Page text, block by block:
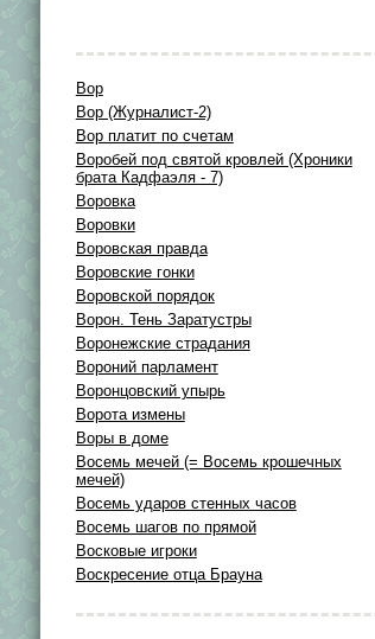
Вор
Вор (Журналист-2)
Вор платит по счетам
Воробей под святой кровлей (Хроники
брата Кадфаэля - 7)
Воровка
Воровки
Воровская правда
Воровские гонки
Воровской порядок
Ворон. Тень Заратустры
Воронежские страдания
Вороний парламент
Воронцовский упырь
Ворота измены
Воры в доме
Восемь мечей (= Восемь крошечных
мечей)
Восемь ударов стенных часов
Восемь шагов по прямой
Восковые игроки
Воскресение отца Брауна